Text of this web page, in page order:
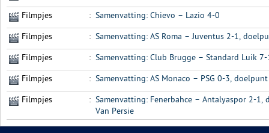
Filmpjes : Samenvatting: Chievo – Lazio 4-0
Filmpjes : Samenvatting: AS Roma – Juventus 2-1,
Filmpjes : Samenvatting: Club Brugge – Standard Luik
Filmpjes : Samenvatting: AS Monaco – PSG 0-3,
Filmpjes : Samenvatting: Fenerbahce – Antalyaspor 2-1,
Van Persie